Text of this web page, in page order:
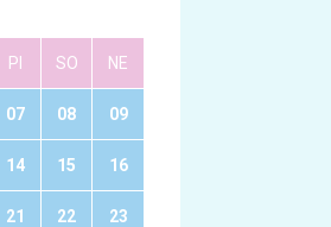
PI SO NE
07 08 09
14 15 16
21 22 23